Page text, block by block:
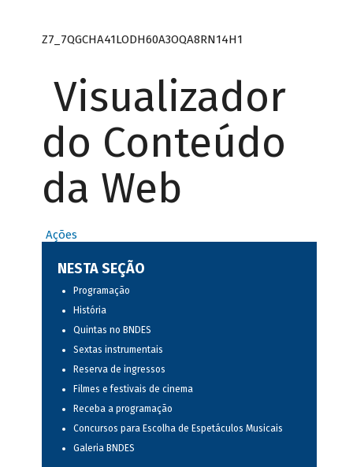
Z7_7QGCHA41LODH60A3OQA8RN14H1
Visualizador
do Conteúdo
da Web
Ações
NESTA SEÇÃO
Programação
História
Quintas no BNDES
Sextas instrumentais
Reserva de ingressos
Filmes e festivais de cinema
Receba a programação
Concursos para Escolha de Espetáculos Musicais
Galeria BNDES